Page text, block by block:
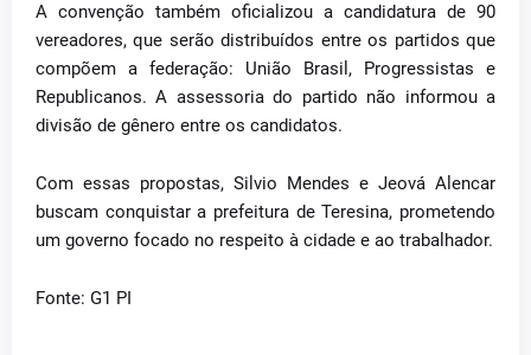
A convenção também oficializou a candidatura de 90
vereadores, que serão distribuídos entre os partidos que
compõem a federação: União Brasil, Progressistas e
Republicanos. A assessoria do partido não informou a
divisão de gênero entre os candidatos.
Com essas propostas, Silvio Mendes e Jeová Alencar
buscam conquistar a prefeitura de Teresina, prometendo
um governo focado no respeito à cidade e ao trabalhador.
Fonte: G1 PI